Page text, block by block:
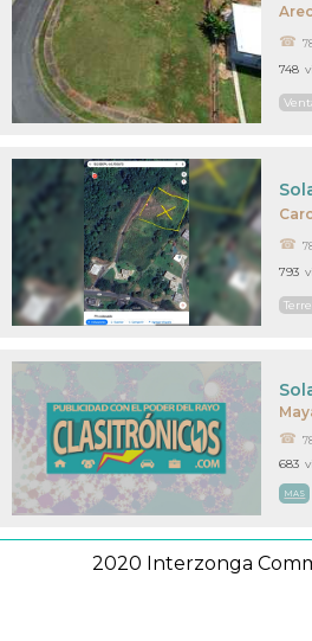
748
793
MAS
683
2020 Interzonga